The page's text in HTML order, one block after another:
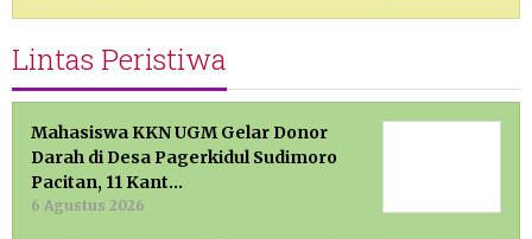
Lintas Peristiwa
Mahasiswa KKN UGM Gelar Donor
Darah di Desa Pagerkidul Sudimoro
Pacitan, 11 Kant…
6 Agustus 2026